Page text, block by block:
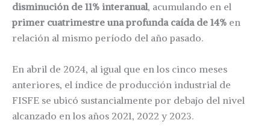
disminución de 11% interanual, acumulando en el
primer cuatrimestre una profunda caída de 14% en
relación al mismo período del año pasado.
En abril de 2024, al igual que en los cinco meses
anteriores, el índice de producción industrial de
FISFE se ubicó sustancialmente por debajo del nivel
alcanzado en los años 2021, 2022 y 2023.